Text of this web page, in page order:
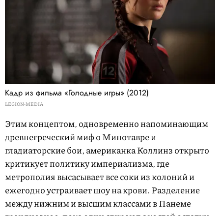
Кадр из фильма «Голодные игры» (2012)
LEGION-MEDIA
Этим концептом, одновременно напоминающим
древнегреческий миф о Минотавре и
гладиаторские бои, американка Коллинз открыто
критикует политику империализма, где
метрополия высасывает все соки из колоний и
ежегодно устраивает шоу на крови. Разделение
между нижним и высшим классами в Панеме